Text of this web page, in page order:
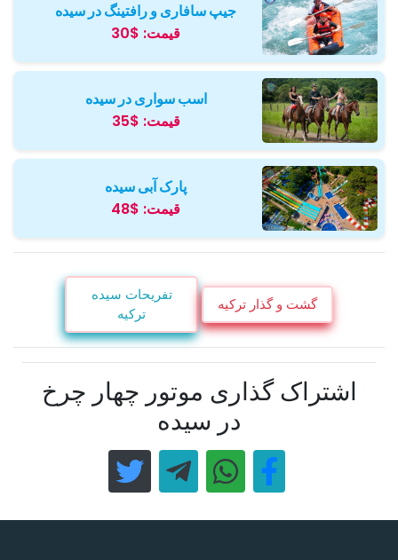
جیپ سافاری و رافتینگ در سیده
قیمت: $30
اسب سواری در سیده
قیمت: $35
پارک آبی سیده
قیمت: $48
گشت و گذار ترکیه
تفریحات سیده
ترکیه
اشتراک گذاری موتور چهار چرخ
در سیده